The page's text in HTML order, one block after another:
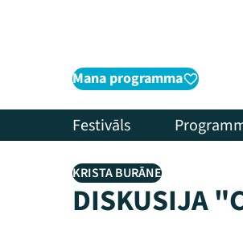
Mana programma
Festivāls
KRISTA BURĀNE
DISKUSIJA